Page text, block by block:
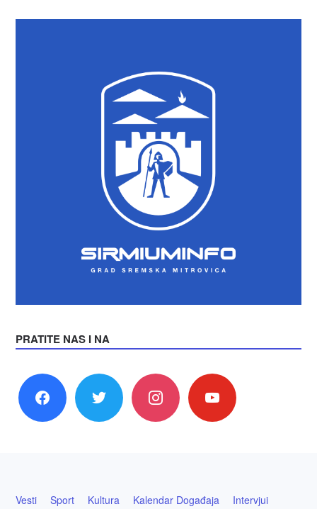
PRATITE NAS I NA
facebook twitter instagram youtube
Vesti Sport Kultura Kalendar Događaja Intervjui